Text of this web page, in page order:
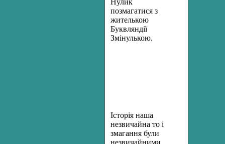
Нулик
позмагатися з
жителькою
Буквляндії
Змінулькою.
Історія наша
незвичайна то і
змагання були
незвичайними.